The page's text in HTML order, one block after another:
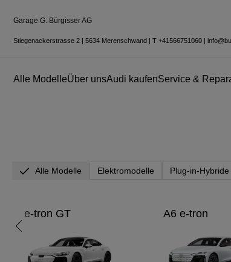
Garage G. Bürgisser AG
Stiegenackerstrasse 2 | 5634 Merenschwand | T +41566751060 |
Alle ModelleÜber unsAudi kaufenService &
Entdecken Sie den neuen Audi
Mehr erfahren
Alle Modelle Elektromodelle Plug-in-Hybride
e-tron GT A6 e-tron